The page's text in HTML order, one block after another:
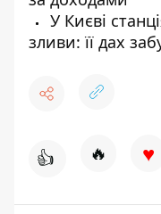
У Києві
зливи: її дах
👍 🔥 ♥